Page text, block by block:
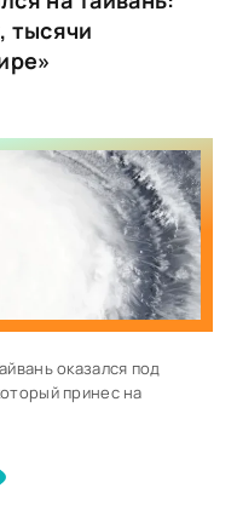
тысячи
оказался под
принес на